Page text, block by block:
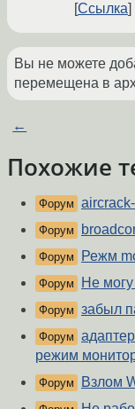
Ссылка
Вы не можете
перемещена в
←
Похожие
Форум
Форум
Форум Режм
Форум Не могу
Форум забыл
Форум
режим
Форум Взлом